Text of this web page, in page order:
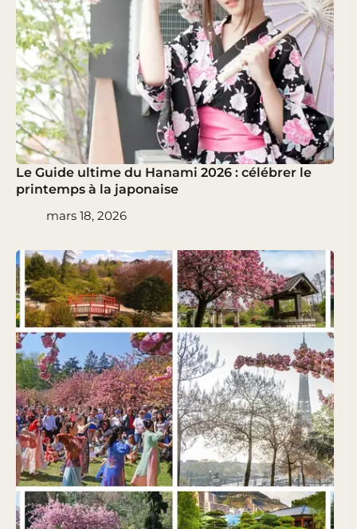
Le Guide ultime du Hanami 2026 : célébrer le
printemps à la japonaise
mars 18, 2026